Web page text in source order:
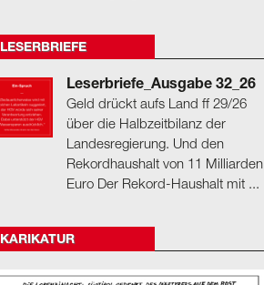
LESERBRIEFE
Leserbriefe_Ausgabe 32_26
Geld drückt aufs Land ff 29/26
über die Halbzeitbilanz der
Landesregierung. Und den
Rekordhaushalt von 11 Milliarden
Euro Der Rekord-Haushalt mit ...
KARIKATUR